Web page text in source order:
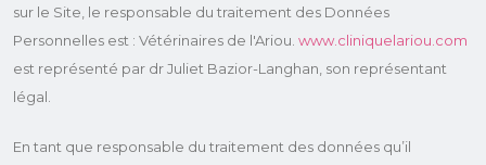
sur le Site, le responsable du traitement des Données
Personnelles est : Vétérinaires de l'Ariou. www.cliniquelariou.com
est représenté par dr Juliet Bazior-Langhan, son représentant
légal.
En tant que responsable du traitement des données qu’il